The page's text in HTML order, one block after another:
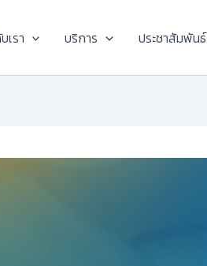
เรา บริการ ประชาสัมพันธ์